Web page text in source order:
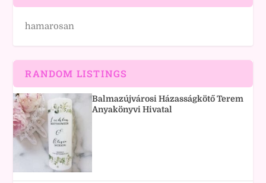
hamarosan
RANDOM LISTINGS
Balmazújvárosi Házasságkötő Terem
Anyakönyvi Hivatal